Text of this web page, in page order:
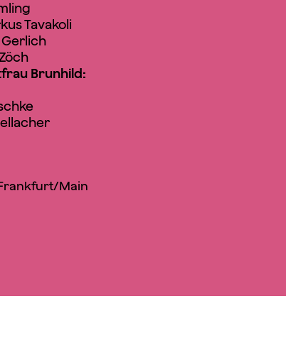
Tavakoli
Brunhild:
Main